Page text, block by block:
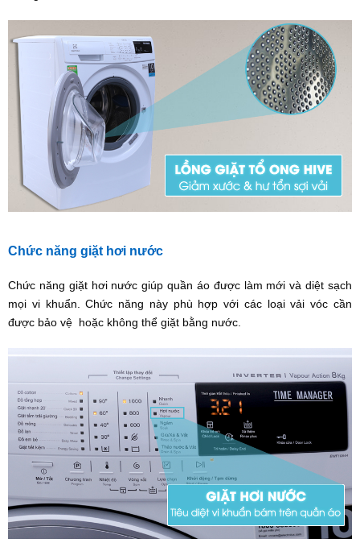
Chức năng giặt hơi nước
Chức năng giặt hơi nước giúp quần áo được làm mới và diệt sạch
mọi vi khuẩn. Chức năng này phù hợp với các loại vải vóc cần
được bảo vệ hoặc không thể giặt bằng nước.